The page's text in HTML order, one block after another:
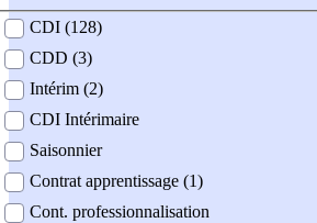
contrat
CDI (128)
CDD (3)
Intérim (2)
CDI Intérimaire
Saisonnier
Contrat apprentissage (1)
Cont. professionnalisation